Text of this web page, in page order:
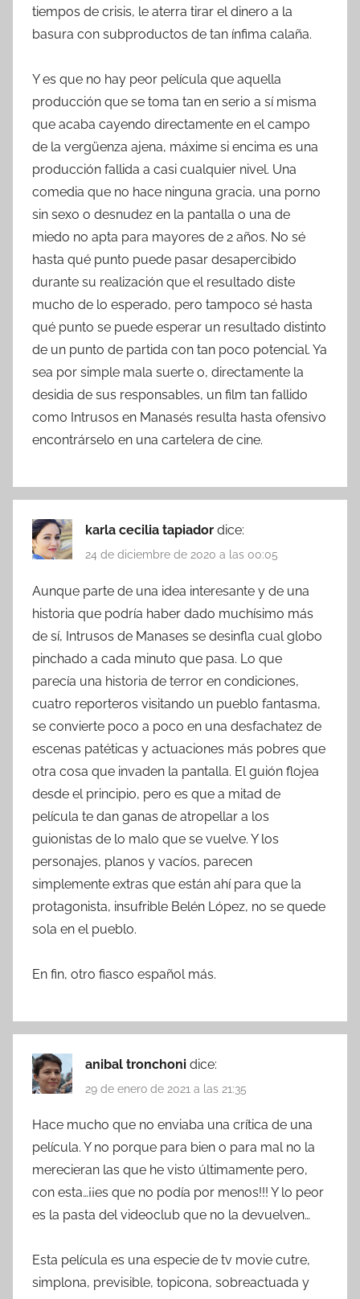
tiempos de crisis, le aterra tirar el dinero a la
basura con subproductos de tan ínfima calaña.
Y es que no hay peor película que aquella
producción que se toma tan en serio a sí misma
que acaba cayendo directamente en el campo
de la vergüenza ajena, máxime si encima es una
producción fallida a casi cualquier nivel. Una
comedia que no hace ninguna gracia, una porno
sin sexo o desnudez en la pantalla o una de
miedo no apta para mayores de 2 años. No sé
hasta qué punto puede pasar desapercibido
durante su realización que el resultado diste
mucho de lo esperado, pero tampoco sé hasta
qué punto se puede esperar un resultado distinto
de un punto de partida con tan poco potencial. Ya
sea por simple mala suerte o, directamente la
desidia de sus responsables, un film tan fallido
como Intrusos en Manasés resulta hasta ofensivo
encontrárselo en una cartelera de cine.
karla cecilia tapiador dice:
24 de diciembre de 2020 a las 00:05
Aunque parte de una idea interesante y de una
historia que podría haber dado muchísimo más
de sí, Intrusos de Manases se desinfla cual globo
pinchado a cada minuto que pasa. Lo que
parecía una historia de terror en condiciones,
cuatro reporteros visitando un pueblo fantasma,
se convierte poco a poco en una desfachatez de
escenas patéticas y actuaciones más pobres que
otra cosa que invaden la pantalla. El guión flojea
desde el principio, pero es que a mitad de
película te dan ganas de atropellar a los
guionistas de lo malo que se vuelve. Y los
personajes, planos y vacíos, parecen
simplemente extras que están ahí para que la
protagonista, insufrible Belén López, no se quede
sola en el pueblo.
En fin, otro fiasco español más.
anibal tronchoni dice:
29 de enero de 2021 a las 21:35
Hace mucho que no enviaba una crítica de una
película. Y no porque para bien o para mal no la
merecieran las que he visto últimamente pero,
con esta…¡¡es que no podía por menos!!! Y lo peor
es la pasta del videoclub que no la devuelven…
Esta película es una especie de tv movie cutre,
simplona, previsible, topicona, sobreactuada y